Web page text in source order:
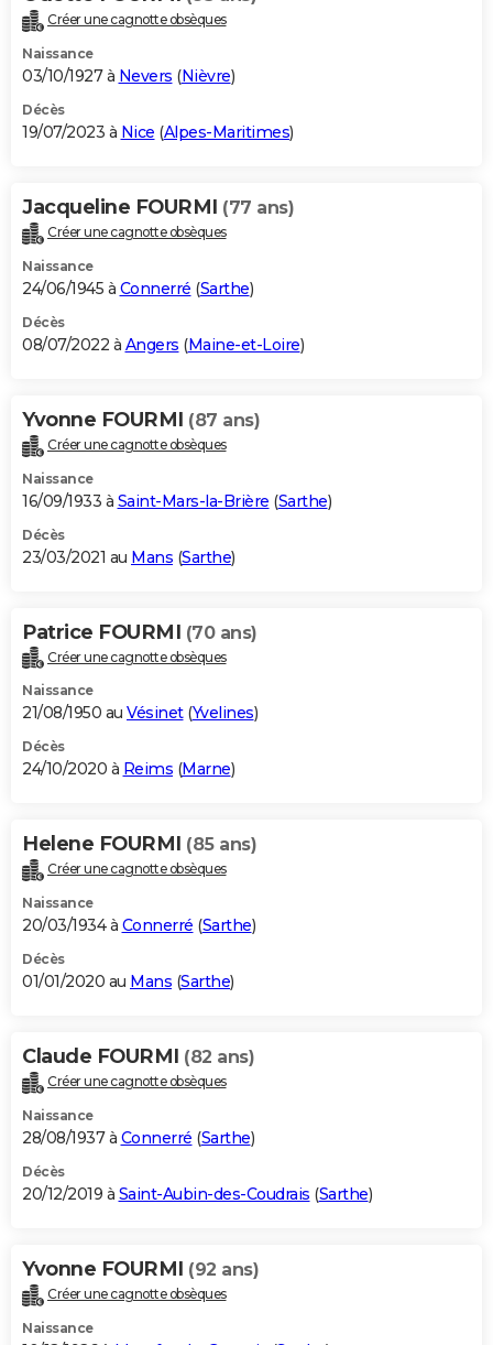
Créer une cagnotte obsèques
Naissance
03/10/1927 à Nevers (Nièvre)
Décès
19/07/2023 à Nice (Alpes-Maritimes)
Jacqueline FOURMI (77 ans)
Créer une cagnotte obsèques
Naissance
24/06/1945 à Connerré (Sarthe)
Décès
08/07/2022 à Angers (Maine-et-Loire)
Yvonne FOURMI (87 ans)
Créer une cagnotte obsèques
Naissance
16/09/1933 à Saint-Mars-la-Brière (Sarthe)
Décès
23/03/2021 au Mans (Sarthe)
Patrice FOURMI (70 ans)
Créer une cagnotte obsèques
Naissance
21/08/1950 au Vésinet(Yvelines)
Décès
24/10/2020 à Reims (Marne)
Helene FOURMI (85 ans)
Créer une cagnotte obsèques
Naissance
20/03/1934 à Connerré (Sarthe)
Décès
01/01/2020 au Mans (Sarthe)
Claude FOURMI (82 ans)
Créer une cagnotte obsèques
Naissance
28/08/1937 à Connerré (Sarthe)
Décès
20/12/2019 à Saint-Aubin-des-Coudrais (Sarthe)
Yvonne FOURMI (92 ans)
Créer une cagnotte obsèques
Naissance